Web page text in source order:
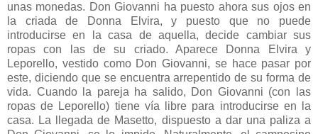
unas monedas. Don Giovanni ha puesto ahora sus ojos en
la criada de Donna Elvira, y puesto que no puede
introducirse en la casa de aquella, decide cambiar sus
ropas con las de su criado. Aparece Donna Elvira y
Leporello, vestido como Don Giovanni, se hace pasar por
este, diciendo que se encuentra arrepentido de su forma de
vida. Cuando la pareja ha salido, Don Giovanni (con las
ropas de Leporello) tiene vía libre para introducirse en la
casa. La llegada de Masetto, dispuesto a dar una paliza a